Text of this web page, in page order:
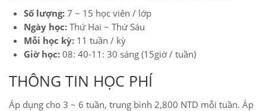
Số lượng: 7 ~ 15 học viên / lớp
Ngày học: Thứ Hai ~ Thứ Sáu
Mỗi học kỳ: 11 tuần / kỳ
Giờ học: 08: 40-11: 30 sáng (15giờ / tuần)
THÔNG TIN HỌC PHÍ
Áp dụng cho 3 ~ 6 tuần, trung bình 2,800 NTD mỗi tuần. Áp